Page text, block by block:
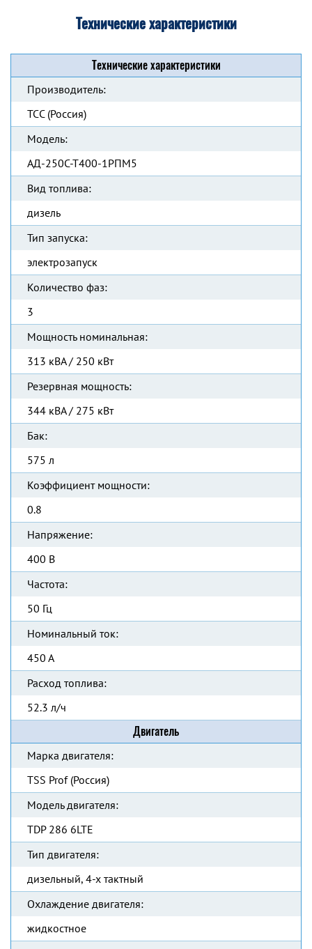
Технические характеристики
Технические характеристики
Производитель:
ТСС (Россия)
Модель:
АД-250С-Т400-1РПМ5
Вид топлива:
дизель
Тип запуска:
электрозапуск
Количество фаз:
3
Мощность номинальная:
313 кВА / 250 кВт
Резервная мощность:
344 кВА / 275 кВт
Бак:
575 л
Коэффициент мощности:
0.8
Напряжение:
400 В
Частота:
50 Гц
Номинальный ток:
450 А
Расход топлива:
52.3 л/ч
Двигатель
Марка двигателя:
TSS Prof (Россия)
Модель двигателя:
TDP 286 6LTE
Тип двигателя:
дизельный, 4-х тактный
Охлаждение двигателя:
жидкостное